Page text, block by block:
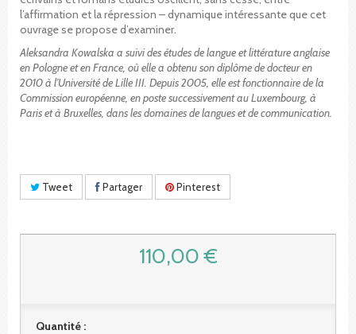
l’affirmation et la répression – dynamique intéressante que cet
ouvrage se propose d’examiner.
Aleksandra Kowalska a suivi des études de langue et littérature anglaise
en Pologne et en France, où elle a obtenu son diplôme de docteur en
2010 à l’Université de Lille III. Depuis 2005, elle est fonctionnaire de la
Commission européenne, en poste successivement au Luxembourg, à
Paris et à Bruxelles, dans les domaines de langues et de communication.
Tweet Partager Pinterest
110,00 €
Quantité :